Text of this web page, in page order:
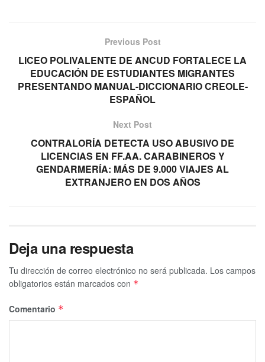
Previous Post
LICEO POLIVALENTE DE ANCUD FORTALECE LA
EDUCACIÓN DE ESTUDIANTES MIGRANTES
PRESENTANDO MANUAL-DICCIONARIO CREOLE-
ESPAÑOL
Next Post
CONTRALORÍA DETECTA USO ABUSIVO DE
LICENCIAS EN FF.AA. CARABINEROS Y
GENDARMERÍA: MÁS DE 9.000 VIAJES AL
EXTRANJERO EN DOS AÑOS
Deja una respuesta
Tu dirección de correo electrónico no será publicada. Los campos
obligatorios están marcados con *
Comentario *